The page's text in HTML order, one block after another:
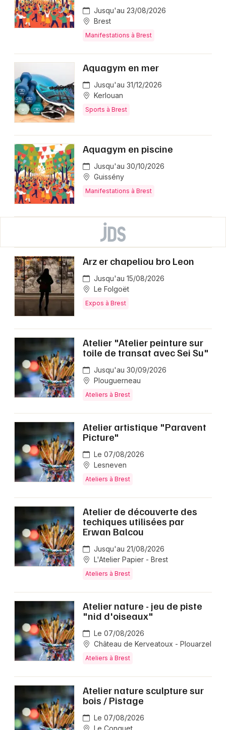
Jusqu'au 23/08/2026
Brest
Manifestations à Brest
Aquagym en mer
Jusqu'au 31/12/2026
Kerlouan
Sports à Brest
Aquagym en piscine
Jusqu'au 30/10/2026
Guissény
Manifestations à Brest
Arz er chapeliou bro Leon
Jusqu'au 15/08/2026
Le Folgoët
Expos à Brest
Atelier "Atelier peinture sur
toile de transat avec Sei Su"
Jusqu'au 30/09/2026
Plouguerneau
Ateliers à Brest
Atelier artistique "Paravent
Picture"
Le 07/08/2026
Lesneven
Ateliers à Brest
Atelier de découverte des
techiques utilisées par
Erwan Balcou
Jusqu'au 21/08/2026
L'Atelier Papier - Brest
Ateliers à Brest
Atelier nature - jeu de piste
"nid d'oiseaux"
Le 07/08/2026
Château de Kerveatoux - Plouarzel
Ateliers à Brest
Atelier nature sculpture sur
bois / Pistage
Le 07/08/2026
Le Conquet